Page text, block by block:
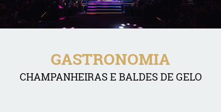
GASTRONOMIA
CHAMPANHEIRAS E BALDES DE GELO